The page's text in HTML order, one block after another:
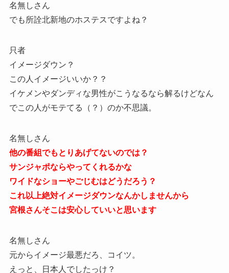
名無しさん
でも所詮北新地のホステスですよね？
只者
イメージダウン？
この人イメージいいか？？
イケメンやダンディな男性がこうなるなら解るけどなん
でこの人がモテてる（？）のか不思議。
名無しさん
他の番組でもとりあげてないのでは？
サンジャポならやってくれるかな
ワイドなショーやごじむはどうだろう？
これ以上絶対イメージダウンなんかしませんから
宮根さんそこは安心していいと思います
名無しさん
元からイメージ最悪だろ、コイツ。
えっと、日本人でしたっけ？